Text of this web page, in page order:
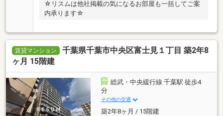
☆リスムは他社掲載の気になるお部屋も一括してご案
内承ります☆
賃貸マンション
千葉県千葉市中央区富士見１丁目 築2年8
ヶ月 15階建
総武・中央緩行線 千葉駅 徒歩4
分
その他の交通
築2年8ヶ月 / 15階建